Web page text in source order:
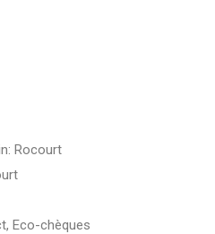
Rocourt
Eco-chèques